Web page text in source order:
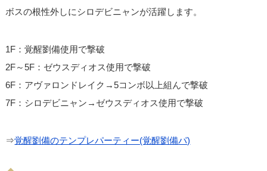
ボスの根性外しにシロデビニャンが活躍します。
1F：覚醒劉備使用で撃破
2F～5F：ゼウスディオス使用で撃破
6F：アヴァロンドレイク→5コンボ以上組んで撃破
7F：シロデビニャン→ゼウスディオス使用で撃破
⇒覚醒劉備のテンプレパーティー(覚醒劉備パ)